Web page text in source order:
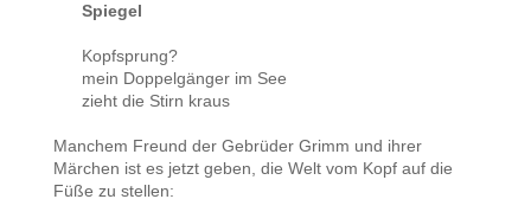
Spiegel
Kopfsprung?
mein Doppelgänger im See
zieht die Stirn kraus
Manchem Freund der Gebrüder Grimm und ihrer
Märchen ist es jetzt geben, die Welt vom Kopf auf die
Füße zu stellen: